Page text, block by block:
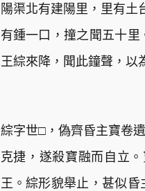
陽渠北有建陽里，里有土
有鍾一口，撞之聞五十
王綜來降，聞此鐘聲，以
綜字世□，偽齊昏主寶卷
克捷，遂殺寶融而自立
王。綜形貌舉止，甚似